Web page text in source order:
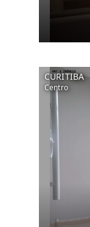
CURITIBA
Centro